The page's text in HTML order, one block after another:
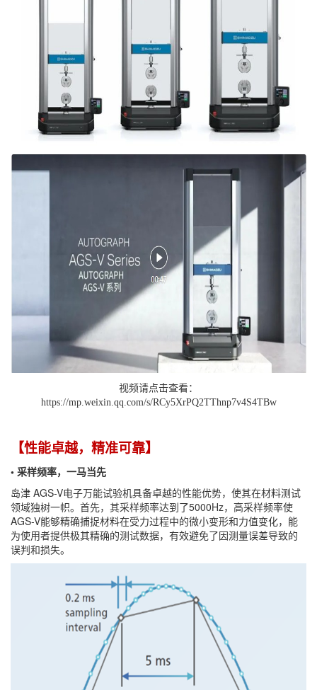
视频请点击查看：
https://mp.weixin.qq.com/s/RCy5XrPQ2TThnp7v4S4TBw
【性能卓越，精准可靠】
• 采样频率，一马当先
岛津 AGS-V电子万能试验机具备卓越的性能优势，使其在材料测试
领域独树一帜。首先，其采样频率达到了5000Hz，高采样频率使
AGS-V能够精确捕捉材料在受力过程中的微小变形和力值变化，能
为使用者提供极其精确的测试数据，有效避免了因测量误差导致的
误判和损失。